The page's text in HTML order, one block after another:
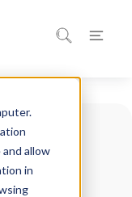
allow
in